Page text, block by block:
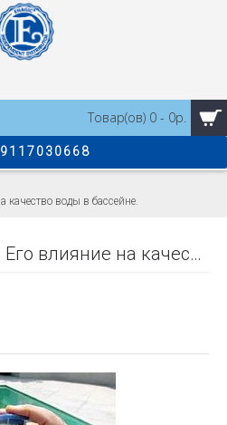
Товар(ов) 0 - 0р.
качество воды в бассейне.
Редокс потенциал. Его влияние на качество воды в бассейне.